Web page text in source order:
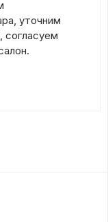
уточним
согласуем